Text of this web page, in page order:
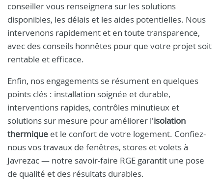
conseiller vous renseignera sur les solutions
disponibles, les délais et les aides potentielles. Nous
intervenons rapidement et en toute transparence,
avec des conseils honnêtes pour que votre projet soit
rentable et efficace.
Enfin, nos engagements se résument en quelques
points clés : installation soignée et durable,
interventions rapides, contrôles minutieux et
solutions sur mesure pour améliorer l'isolation
thermique et le confort de votre logement. Confiez-
nous vos travaux de fenêtres, stores et volets à
Javrezac — notre savoir-faire RGE garantit une pose
de qualité et des résultats durables.